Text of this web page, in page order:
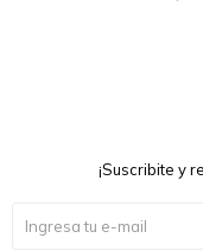
¡Suscribite y